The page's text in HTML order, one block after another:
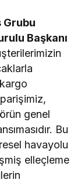
Grubu
Başkanı
genel
Bu
havayolu
elleçleme